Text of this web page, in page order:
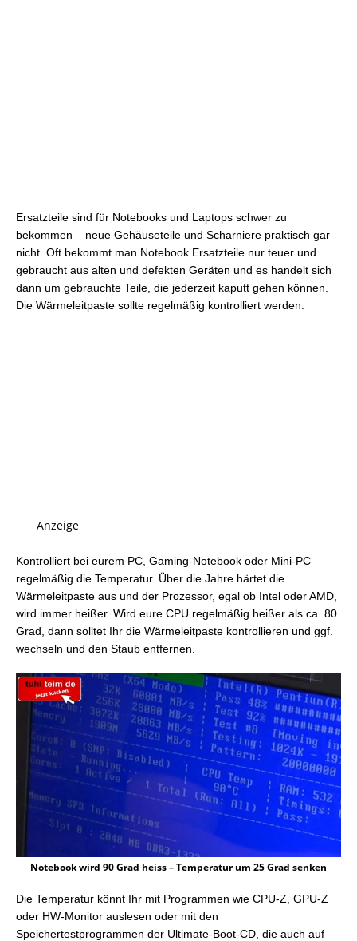
Ersatzteile sind für Notebooks und Laptops schwer zu
bekommen – neue Gehäuseteile und Scharniere praktisch gar
nicht. Oft bekommt man Notebook Ersatzteile nur teuer und
gebraucht aus alten und defekten Geräten und es handelt sich
dann um gebrauchte Teile, die jederzeit kaputt gehen können.
Die Wärmeleitpaste sollte regelmäßig kontrolliert werden.
Anzeige
Kontrolliert bei eurem PC, Gaming-Notebook oder Mini-PC
regelmäßig die Temperatur. Über die Jahre härtet die
Wärmeleitpaste aus und der Prozessor, egal ob Intel oder AMD,
wird immer heißer. Wird eure CPU regelmäßig heißer als ca. 80
Grad, dann solltet Ihr die Wärmeleitpaste kontrollieren und ggf.
wechseln und den Staub entfernen.
Notebook wird 90 Grad heiss – Temperatur um 25 Grad senken
Die Temperatur könnt Ihr mit Programmen wie CPU-Z, GPU-Z
oder HW-Monitor auslesen oder mit den
Speichertestprogrammen der Ultimate-Boot-CD, die auch auf